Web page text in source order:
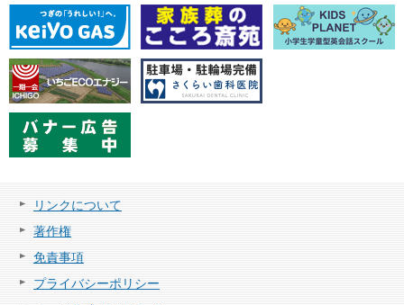
リンクについて
著作権
免責事項
プライバシーポリシー